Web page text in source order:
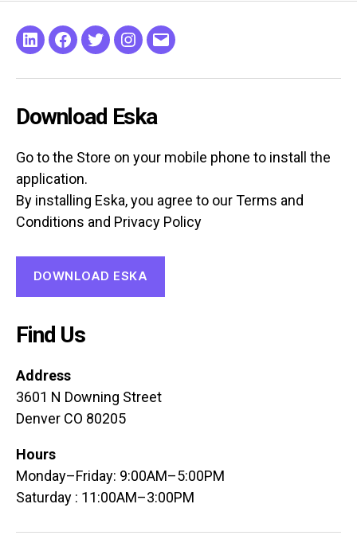
LinkedingFacebook
TwitterInstagram
Email
Download Eska
Go to the Store on your mobile phone to install the
application.
By installing Eska, you agree to our Terms and
Conditions and Privacy Policy
DOWNLOAD ESKA
Find Us
Address
3601 N Downing Street
Denver CO 80205
Hours
Monday–Friday: 9:00AM–5:00PM
Saturday : 11:00AM–3:00PM